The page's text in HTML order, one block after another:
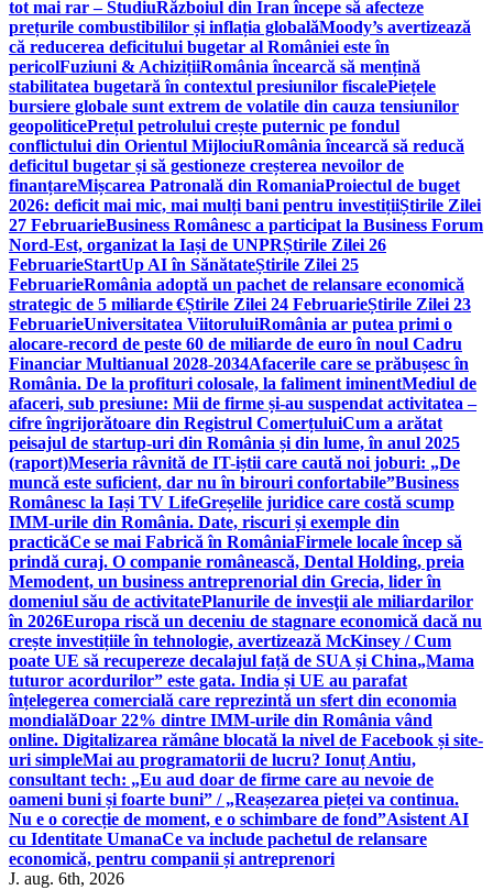
tot mai rar – StudiuRăzboiul din Iran începe să afecteze
prețurile combustibililor și inflația globalăMoody’s avertizează
că reducerea deficitului bugetar al României este în
pericolFuziuni & AchizițiiRomânia încearcă să mențină
stabilitatea bugetară în contextul presiunilor fiscalePiețele
bursiere globale sunt extrem de volatile din cauza tensiunilor
geopoliticePrețul petrolului crește puternic pe fondul
conflictului din Orientul MijlociuRomânia încearcă să reducă
deficitul bugetar și să gestioneze creșterea nevoilor de
finanțareMișcarea Patronală din RomaniaProiectul de buget
2026: deficit mai mic, mai mulți bani pentru investițiiȘtirile Zilei
27 FebruarieBusiness Românesc a participat la Business Forum
Nord-Est, organizat la Iași de UNPRȘtirile Zilei 26
FebruarieStartUp AI în SănătateȘtirile Zilei 25
FebruarieRomânia adoptă un pachet de relansare economică
strategic de 5 miliarde €Știrile Zilei 24 FebruarieȘtirile Zilei 23
FebruarieUniversitatea ViitoruluiRomânia ar putea primi o
alocare-record de peste 60 de miliarde de euro în noul Cadru
Financiar Multianual 2028-2034Afacerile care se prăbușesc în
România. De la profituri colosale, la faliment iminentMediul de
afaceri, sub presiune: Mii de firme și-au suspendat activitatea –
cifre îngrijorătoare din Registrul ComerțuluiCum a arătat
peisajul de startup-uri din România și din lume, în anul 2025
(raport)Meseria râvnită de IT-iștii care caută noi joburi: „De
muncă este suficient, dar nu în birouri confortabile”Business
Românesc la Iași TV LifeGreșelile juridice care costă scump
IMM-urile din România. Date, riscuri și exemple din
practicăCe se mai Fabrică în RomâniaFirmele locale încep să
prindă curaj. O companie românească, Dental Holding, preia
Memodent, un business antreprenorial din Grecia, lider în
domeniul său de activitatePlanurile de invesţii ale miliardarilor
în 2026Europa riscă un deceniu de stagnare economică dacă nu
crește investițiile în tehnologie, avertizează McKinsey / Cum
poate UE să recupereze decalajul față de SUA și China„Mama
tuturor acordurilor” este gata. India și UE au parafat
înțelegerea comercială care reprezintă un sfert din economia
mondialăDoar 22% dintre IMM-urile din România vând
online. Digitalizarea rămâne blocată la nivel de Facebook și site-
uri simpleMai au programatorii de lucru? Ionuț Antiu,
consultant tech: „Eu aud doar de firme care au nevoie de
oameni buni și foarte buni” / „Reașezarea pieței va continua.
Nu e o corecție de moment, e o schimbare de fond”Asistent AI
cu Identitate UmanaCe va include pachetul de relansare
economică, pentru companii și antreprenori
J. aug. 6th, 2026